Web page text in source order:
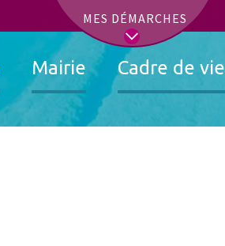
MES DÉMARCHES
Mairie Cadre de vie